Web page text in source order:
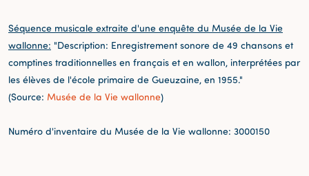
Séquence musicale extraite d'une enquête du Musée de la Vie
wallonne: "Description: Enregistrement sonore de 49 chansons et
comptines traditionnelles en français et en wallon, interprétées par
les élèves de l'école primaire de Gueuzaine, en 1955."
(Source: Musée de la Vie wallonne)
Numéro d'inventaire du Musée de la Vie wallonne: 3000150